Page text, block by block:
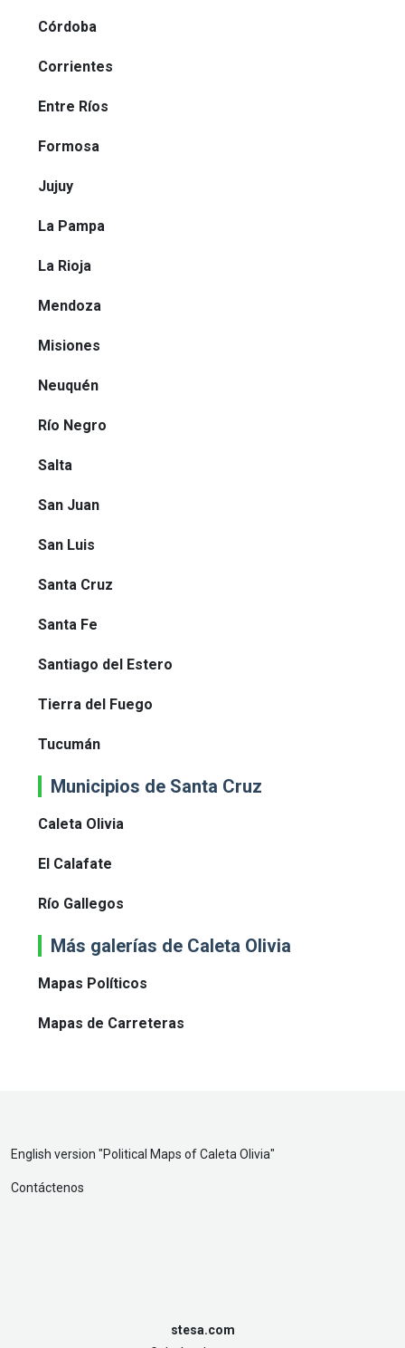
Córdoba
Corrientes
Entre Ríos
Formosa
Jujuy
La Pampa
La Rioja
Mendoza
Misiones
Neuquén
Río Negro
Salta
San Juan
San Luis
Santa Cruz
Santa Fe
Santiago del Estero
Tierra del Fuego
Tucumán
Municipios de Santa Cruz
Caleta Olivia
El Calafate
Río Gallegos
Más galerías de Caleta Olivia
Mapas Políticos
Mapas de Carreteras
English version "Political Maps of Caleta Olivia"
Contáctenos
stesa.com